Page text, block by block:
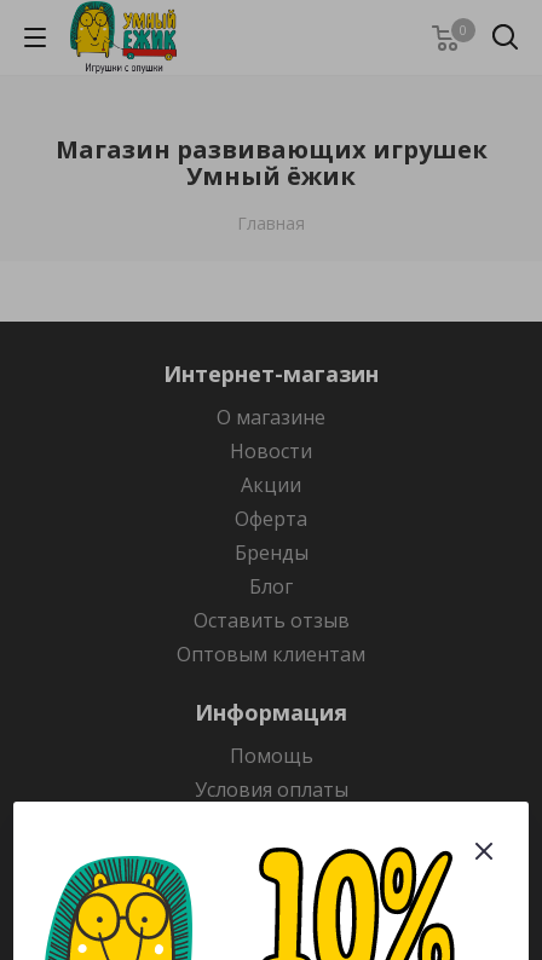
0
Магазин развивающих игрушек
Умный ёжик
Главная
Интернет-магазин
О магазине
Новости
Акции
Оферта
Бренды
Блог
Оставить отзыв
Оптовым клиентам
Информация
Помощь
Условия оплаты
Гарантия на товар
Раскраски
Рекламодателям